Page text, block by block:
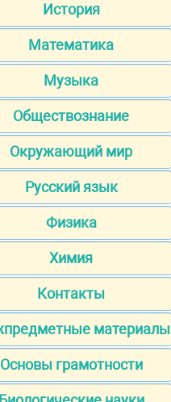
История
Математика
Музыка
Обществознание
Окружающий мир
Русский язык
Физика
Химия
Контакты
материалы
Основы грамотности